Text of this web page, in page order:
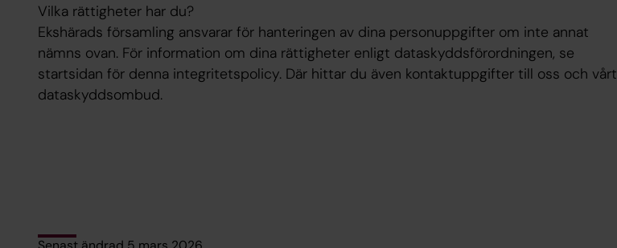
Vilka rättigheter har du?
Ekshärads församling ansvarar för hanteringen av dina personuppgifter om inte annat
nämns ovan. För information om dina rättigheter enligt dataskyddsförordningen, se
startsidan för denna integritetspolicy. Där hittar du även kontaktuppgifter till oss och vårt
dataskyddsombud.